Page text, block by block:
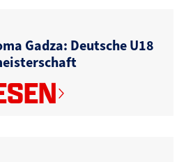
Gadza: Deutsche U18